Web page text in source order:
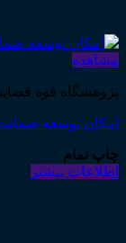
مشاهده
پژوهشگاه قوه
امکان توسعه
چاپ تمام
اطلاعات بیشتر